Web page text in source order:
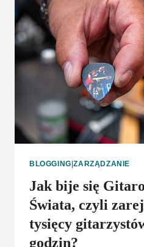
BLOGGING|ZARZĄDZANIE
Jak bije się
Świata, czyli
tysięcy
godzin?